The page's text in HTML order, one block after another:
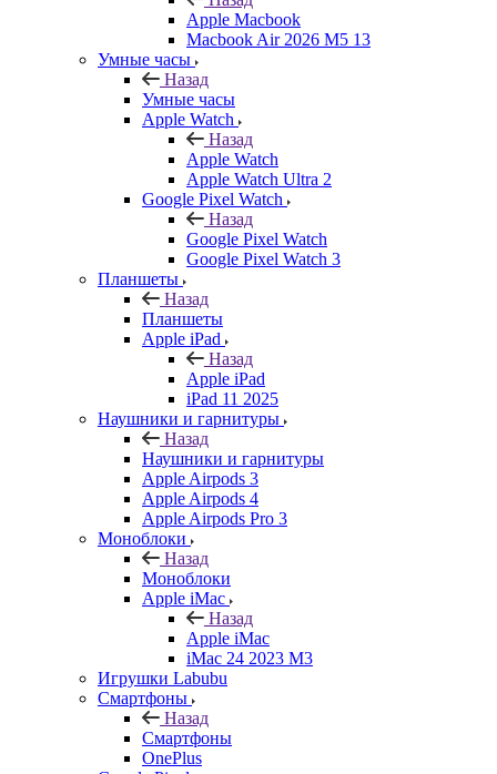
Apple Macbook
Macbook Air 2026 M5 13
Умные часы
Назад
Умные часы
Apple Watch
Назад
Apple Watch
Apple Watch Ultra 2
Google Pixel Watch
Назад
Google Pixel Watch
Google Pixel Watch 3
Планшеты
Назад
Планшеты
Apple iPad
Назад
Apple iPad
iPad 11 2025
Наушники и гарнитуры
Назад
Наушники и гарнитуры
Apple Airpods 3
Apple Airpods 4
Apple Airpods Pro 3
Моноблоки
Назад
Моноблоки
Apple iMac
Назад
Apple iMac
iMac 24 2023 M3
Игрушки Labubu
Смартфоны
Назад
Смартфоны
OnePlus